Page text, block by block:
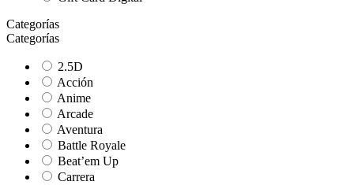
Categorías
Categorías
2.5D
Acción
Anime
Arcade
Aventura
Battle Royale
Beat’em Up
Carrera